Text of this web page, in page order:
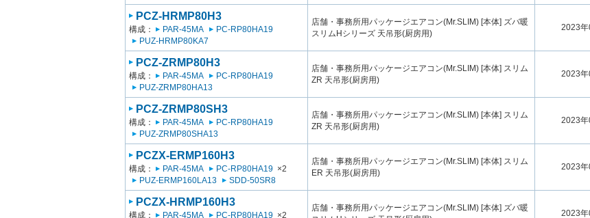
PCZ-HRMP80H3
構成： PAR-45MA
PC-RP80HA19
PUZ-HRMP80KA7
店舗・事務所用パッケージエアコン(Mr.SLIM) [本体] ズバ暖
スリムHシリーズ 天吊形(厨房用)
2023年
PCZ-ZRMP80H3
構成： PAR-45MA
PC-RP80HA19
PUZ-ZRMP80HA13
店舗・事務所用パッケージエアコン(Mr.SLIM) [本体] スリム
ZR 天吊形(厨房用)
2023年
PCZ-ZRMP80SH3
構成： PAR-45MA
PC-RP80HA19
PUZ-ZRMP80SHA13
店舗・事務所用パッケージエアコン(Mr.SLIM) [本体] スリム
ZR 天吊形(厨房用)
2023年
PCZX-ERMP160H3
構成： PAR-45MA PC-RP80HA19 ×2
PUZ-ERMP160LA13
SDD-50SR8
店舗・事務所用パッケージエアコン(Mr.SLIM) [本体] スリム
ER 天吊形(厨房用)
2023年
PCZX-HRMP160H3
構成： PAR-45MA PC-RP80HA19 ×2
店舗・事務所用パッケージエアコン(Mr.SLIM) [本体] ズバ暖
2023年